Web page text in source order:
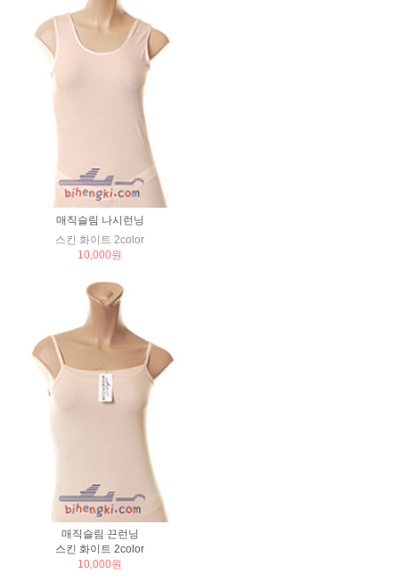
매직슬림 나시런닝
스킨 화이트 2color
10,000원
매직슬림 끈런닝
스킨 화이트 2color
10,000원